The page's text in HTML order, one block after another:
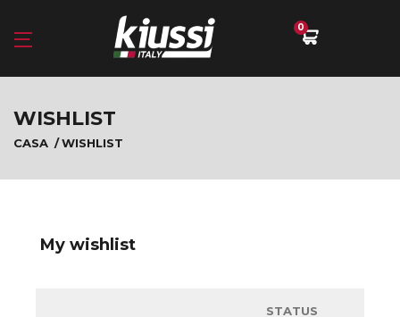
0
WISHLIST
CASA WISHLIST
My wishlist
STATUS